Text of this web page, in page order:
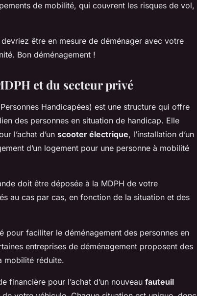
de mobilité, qui couvrent les risques de vol,
être en mesure de déménager avec votre
Bon déménagement !
et du secteur privé
Handicapées) est une structure qui offre
des personnes en situation de handicap. Elle
l’achat d’un scooter électrique, l’installation d’un
d’un logement pour une personne à mobilité
doit être déposée à la MDPH de votre
au cas par cas, en fonction de la situation et des
pour faciliter le déménagement des personnes en
entreprises de déménagement proposent des
mobilité réduite.
financière pour l’achat d’un nouveau fauteuil